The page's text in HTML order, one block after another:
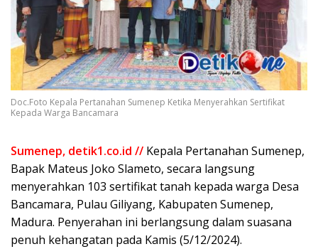
Doc.Foto Kepala Pertanahan Sumenep Ketika Menyerahkan Sertifikat
Kepada Warga Bancamara
Sumenep, detik1.co.id // Kepala Pertanahan Sumenep,
Bapak Mateus Joko Slameto, secara langsung
menyerahkan 103 sertifikat tanah kepada warga Desa
Bancamara, Pulau Giliyang, Kabupaten Sumenep,
Madura. Penyerahan ini berlangsung dalam suasana
penuh kehangatan pada Kamis (5/12/2024).